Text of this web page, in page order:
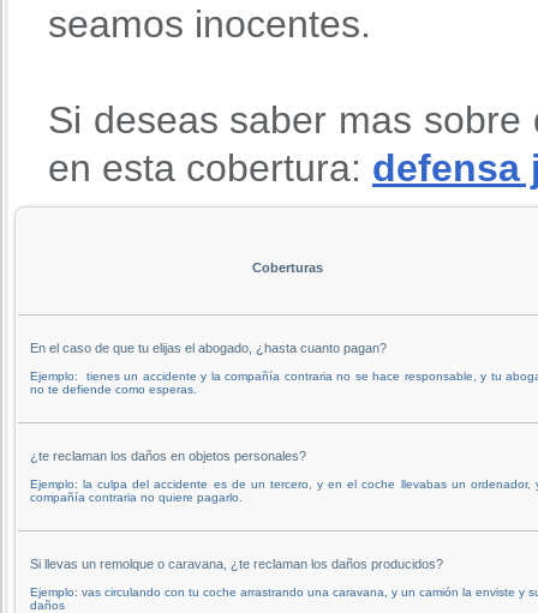
seamos inocentes.
Si deseas saber mas
en esta cobertura: defensa
Coberturas
En el caso de que tu elijas el abogado, ¿hasta cuanto pagan?
Ejemplo: tienes un accidente y la compañía contraria no se hace responsable, y tu
no te defiende como esperas.
¿te reclaman los daños en objetos personales?
Ejemplo: la culpa del accidente es de un tercero, y en el coche llevabas un ordenador,
compañía contraria no quiere pagarlo.
Si llevas un remolque o caravana, ¿te reclaman los daños producidos?
Ejemplo: vas circulando con tu coche arrastrando una caravana, y un camión la enviste y
daños